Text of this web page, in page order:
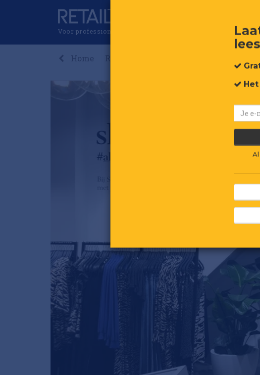
Voor professionals in retail & brands
Home Recent